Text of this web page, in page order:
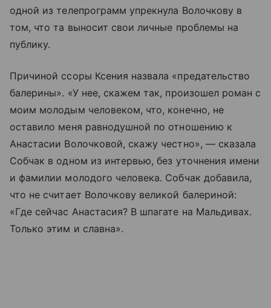
одной из телепрограмм упрекнула Волочкову в
том, что та выносит свои личные проблемы на
публику.
Причиной ссоры Ксения назвала «предательство
балерины». «У нее, скажем так, произошел роман с
моим молодым человеком, что, конечно, не
оставило меня равнодушной по отношению к
Анастасии Волочковой, скажу честно», — сказала
Собчак в одном из интервью, без уточнения имени
и фамилии молодого человека. Собчак добавила,
что не считает Волочкову великой балериной:
«Где сейчас Анастасия? В шпагате на Мальдивах.
Только этим и славна».